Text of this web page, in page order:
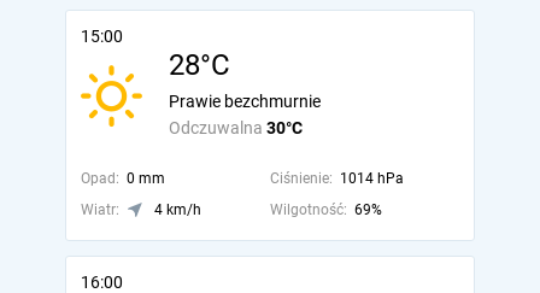
15:00
28°C
Odczuwalna 30°C
Prawie bezchmurnie
Opad: 0 mm Ciśnienie: 1014 hPa
Wiatr:
4 km/h Wilgotność: 69%
16:00